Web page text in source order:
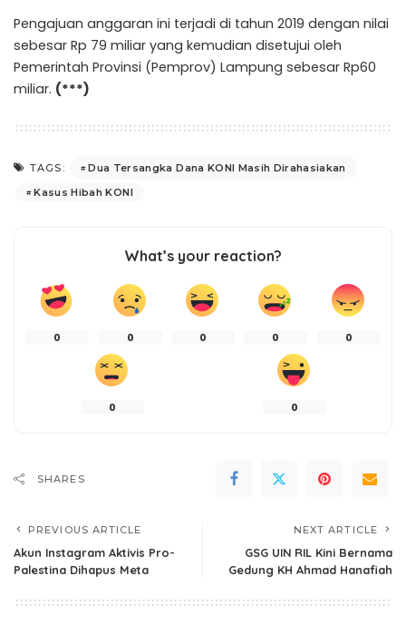
Pengajuan anggaran ini terjadi di tahun 2019 dengan nilai
sebesar Rp 79 miliar yang kemudian disetujui oleh
Pemerintah Provinsi (Pemprov) Lampung sebesar Rp60
miliar. (***)
TAGS:
Dua Tersangka Dana KONI Masih Dirahasiakan
Kasus Hibah KONI
What’s your reaction?
0 0 0 0 0
0 0
SHARES
PREVIOUS ARTICLE
Akun Instagram Aktivis Pro-
Palestina Dihapus Meta
NEXT ARTICLE
GSG UIN RIL Kini Bernama
Gedung KH Ahmad Hanafiah